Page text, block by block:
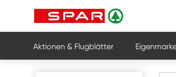
Aktionen & Flugblätter